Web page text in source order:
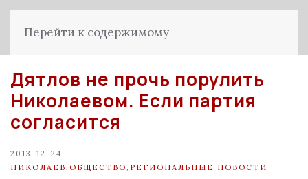
Перейти к содержимому
Дятлов не прочь порулить
Николаевом. Если партия
согласится
2013-12-24
НИКОЛАЕВ ОБЩЕСТВО РЕГИОНАЛЬНЫЕ НОВОСТИ